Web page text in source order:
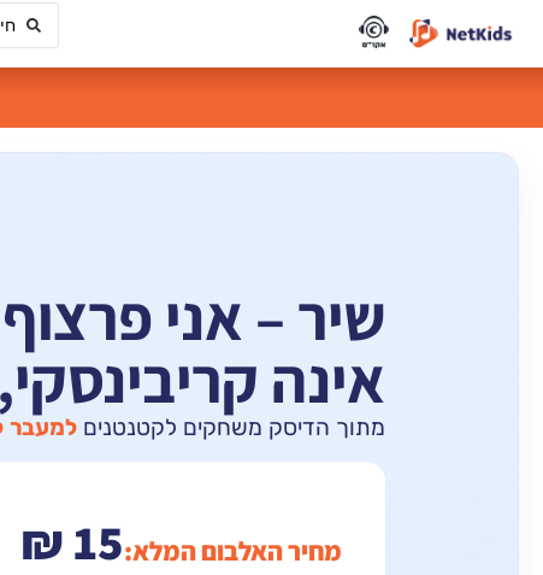
שיר – אני
אינה
מתוך הדיסק משחקים לקטנטנים למעבר
מחיר האלבום המלא: ₪15